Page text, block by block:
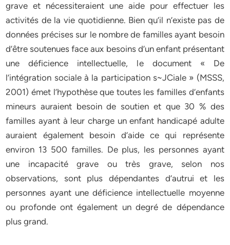
grave et nécessiteraient une aide pour effectuer les
activités de la vie quotidienne. Bien qu’il n’existe pas de
données précises sur le nombre de familles ayant besoin
d’être soutenues face aux besoins d’un enfant présentant
une déficience intellectuelle, le document « De
l’intégration sociale à la participation s~JCiale » (MSSS,
2001) émet l’hypothèse que toutes les familles d’enfants
mineurs auraient besoin de soutien et que 30 % des
familles ayant à leur charge un enfant handicapé adulte
auraient également besoin d’aide ce qui représente
environ 13 500 familles. De plus, les personnes ayant
une incapacité grave ou très grave, selon nos
observations, sont plus dépendantes d’autrui et les
personnes ayant une déficience intellectuelle moyenne
ou profonde ont également un degré de dépendance
plus grand.